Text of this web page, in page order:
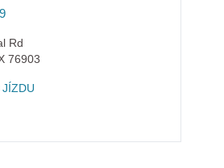
Rd
76903
JÍZDU